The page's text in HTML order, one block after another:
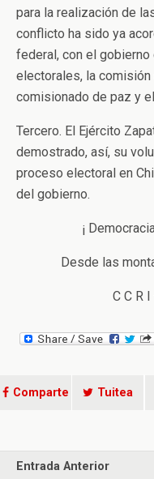
para la realización de
conflicto ha sido ya
federal, con el
electorales, la
comisionado de paz y
Tercero. El Ejército
demostrado, así, su
proceso electoral en
del gobierno.
¡
Desde las
C C R
Comparte Tuitea
Entrada Anterior